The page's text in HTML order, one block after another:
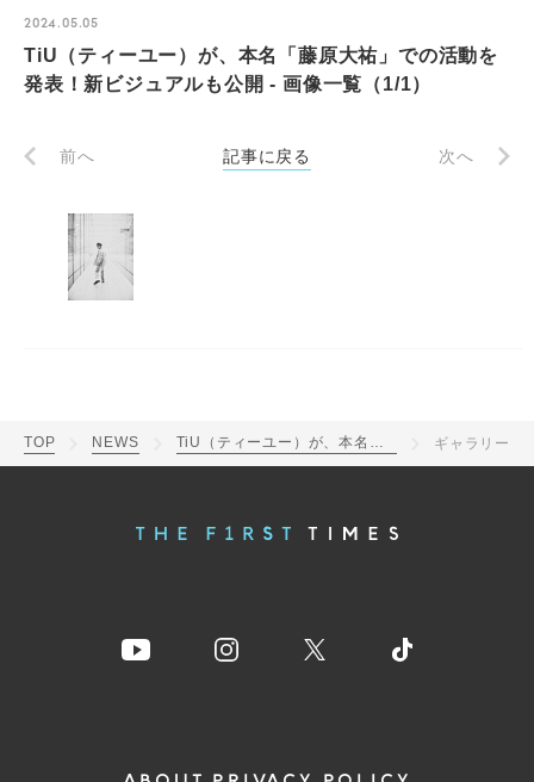
2024.05.05
TiU（ティーユー）が、本名「藤原大祐」での活動を
発表！新ビジュアルも公開 - 画像一覧（1/1）
前へ 記事に戻る 次へ
TOP NEWS TiU（ティーユー）が、本名「藤原大祐」での活動を発表！新ビジュアルも公開 ギャラリー